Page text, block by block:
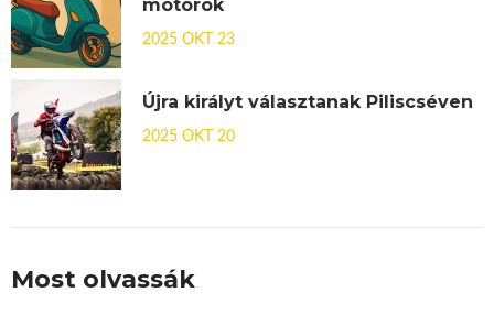
motorok
2025 OKT 23
Újra királyt választanak Piliscséven
2025 OKT 20
Most olvassák